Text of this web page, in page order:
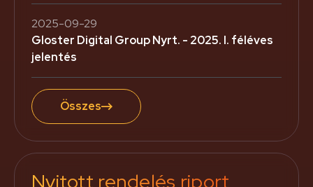
2025-09-29
Gloster Digital Group Nyrt. - 2025. I. féléves
jelentés
Összes
Nyitott rendelés riport